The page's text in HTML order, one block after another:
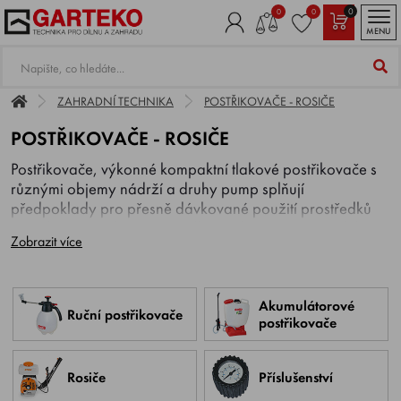
0 0
0
MENU
ZAHRADNÍ TECHNIKA POSTŘIKOVAČE - ROSIČE
POSTŘIKOVAČE - ROSIČE
Postřikovače, výkonné kompaktní tlakové postřikovače s
různými objemy nádrží a druhy pump splňují
předpoklady pro přesně dávkované použití prostředků
ovládanými pumpami umožňují snadnou a příjemnou
rovnoměrný rozstřik s vynaložením minimální síly a nízká
vlastní hmotnost díky použití vysoce kvalitních plastů
stabilizovaných vůči UV, to jsou důvody celosvětového
úspěchu těchto robustních tlakových postřikovačů.
Rozmanitý program příslušenství poskytuje řešení i pro
použití v nestandardních podmínkách.Ruční
Zobrazit více
Ruční postřikovače
Akumulátorové
postřikovače
Rosiče Příslušenství